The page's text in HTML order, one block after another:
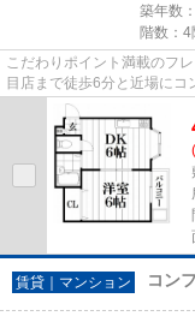
築年数
階数：4
こだわりポイント満載のフ
目店まで徒歩6分と近場に
自走式駐車場がご利用いただ
賃貸｜マンション コン